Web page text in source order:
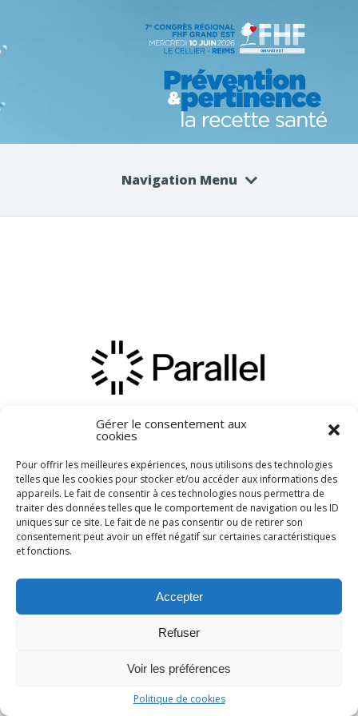
Gérer le consentement aux
cookies
Pour offrir les meilleures expériences, nous utilisons des technologies
telles que les cookies pour stocker et/ou accéder aux informations des
appareils. Le fait de consentir à ces technologies nous permettra de
traiter des données telles que le comportement de navigation ou les ID
uniques sur ce site. Le fait de ne pas consentir ou de retirer son
consentement peut avoir un effet négatif sur certaines caractéristiques
et fonctions.
Accepter
Refuser
Voir les préférences
Politique de cookies
Navigation Menu
← Previous Next →